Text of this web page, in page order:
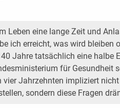
Leben eine lange Zeit und
ich erreicht, was wird bleiben
Jahre tatsächlich eine halbe
für Gesundheit
vier Jahrzehnten impliziert
sondern diese Fragen